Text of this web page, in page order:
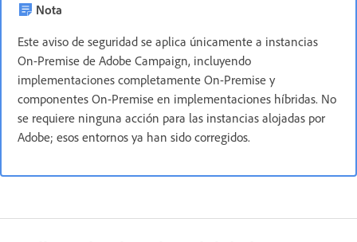
Nota
Este aviso de seguridad se aplica únicamente a instancias
On-Premise de Adobe Campaign, incluyendo
implementaciones completamente On-Premise y
componentes On-Premise en implementaciones híbridas. No
se requiere ninguna acción para las instancias alojadas por
Adobe; esos entornos ya han sido corregidos.